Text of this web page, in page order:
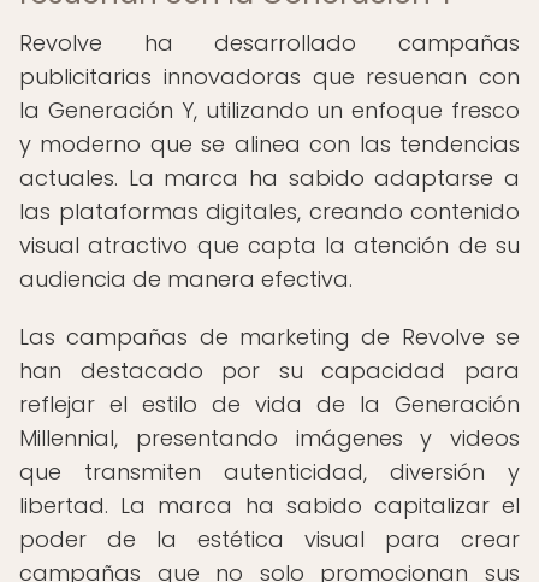
Revolve ha desarrollado campañas
publicitarias innovadoras que resuenan con
la Generación Y, utilizando un enfoque fresco
y moderno que se alinea con las tendencias
actuales. La marca ha sabido adaptarse a
las plataformas digitales, creando contenido
visual atractivo que capta la atención de su
audiencia de manera efectiva.
Las campañas de marketing de Revolve se
han destacado por su capacidad para
reflejar el estilo de vida de la Generación
Millennial, presentando imágenes y videos
que transmiten autenticidad, diversión y
libertad. La marca ha sabido capitalizar el
poder de la estética visual para crear
campañas que no solo promocionan sus